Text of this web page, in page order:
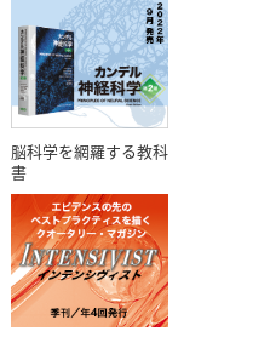
脳科学を網羅する教科
書